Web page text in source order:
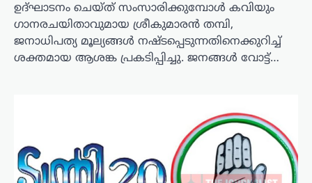
ഉദ്ഘാടനം ചെയ്ത് സംസാരിക്കുമ്പോള്‍ കവിയും
ഗാനരചയിതാവുമായ ശ്രീകുമാരന്‍ തമ്പി,
ജനാധിപത്യ മൂല്യങ്ങള്‍ നഷ്ടപ്പെടുന്നതിനെക്കുറിച്ച്
ശക്തമായ ആശങ്ക പ്രകടിപ്പിച്ചു. ജനങ്ങള്‍ വോട്ട്…